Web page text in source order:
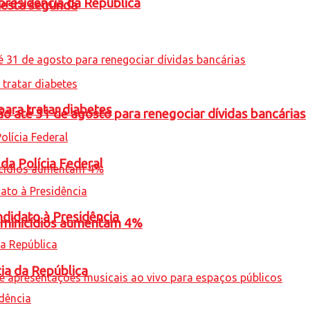
segunda
até 31 de agosto para renegociar dívidas bancárias
aumentam 4%
tratar diabetes
Polícia Federal
à Presidência
da República